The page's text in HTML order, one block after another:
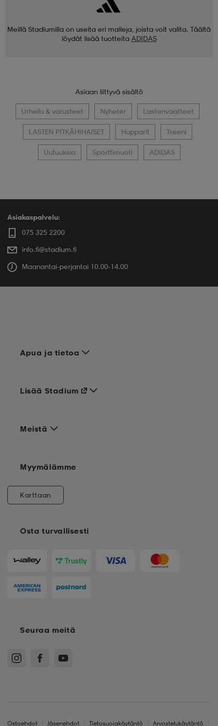
Meillä Stadiumilla on useita eri malleja, joista voit valita. Täältä
löydät lisää tuotteita ADIDAS
Asiaan liittyvä sisältö
Urheilu & varusteet Nyheter Lastenvaatteet
LASTEN PITKÄHIHAISET Hupparit Treeni
Uutuuksia Sporttimuoti ADIDAS
Asiakaspalvelu:
075 325 2200
info.fi@stadium.fi
Maanantai-perjantai 10.00-14.00
Apua ja tietoa
Meistä
Osta turvallisesti
Lisää Stadium
Myymälämme
Karttaan
Seuraa meitä
Ostoehdot Jäsenehdot Tietosuojakäytäntö Arvostelukäytäntö